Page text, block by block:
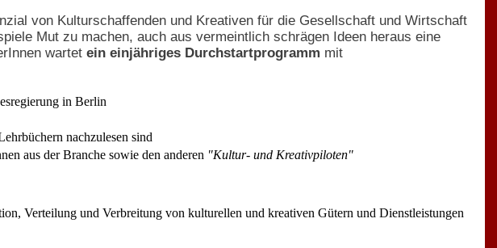
von Kulturschaffenden und Kreativen für die Gesellschaft und Wirtschaft
Mut zu machen, auch aus vermeintlich schrägen Ideen heraus eine
wartet ein einjähriges Durchstartprogramm mit
in Berlin
nachzulesen sind
aus der Branche sowie den anderen "Kultur- und Kreativpiloten"
Verteilung und Verbreitung von kulturellen und kreativen Gütern und Dienstleistungen